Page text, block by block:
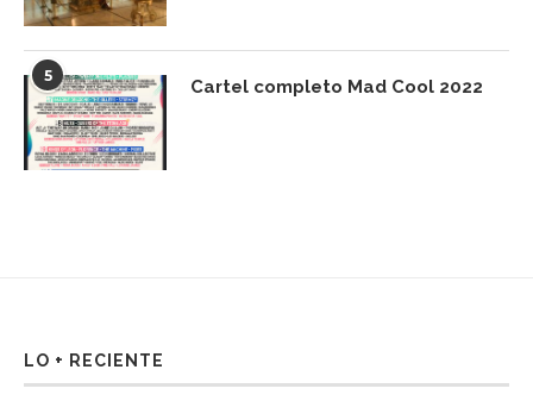
5
Cartel completo Mad Cool 2022
LO + RECIENTE